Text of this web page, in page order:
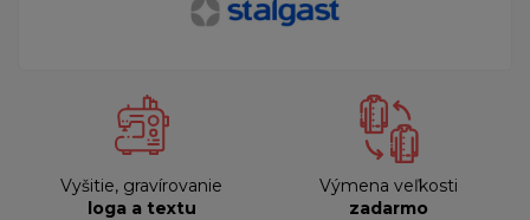
Vyšitie, gravírovanie
loga a textu
Výmena veľkosti
zadarmo